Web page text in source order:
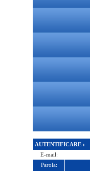
AUTENTIFICARE :
E-mail:
Parola: